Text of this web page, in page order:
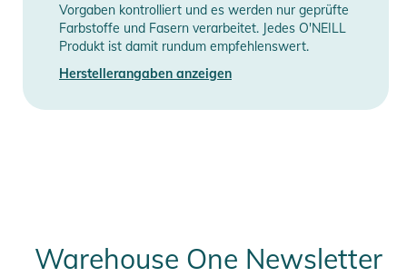
Vorgaben kontrolliert und es werden nur geprüfte
Farbstoffe und Fasern verarbeitet. Jedes O'NEILL
Produkt ist damit rundum empfehlenswert.
Herstellerangaben anzeigen
Warehouse One Newsletter